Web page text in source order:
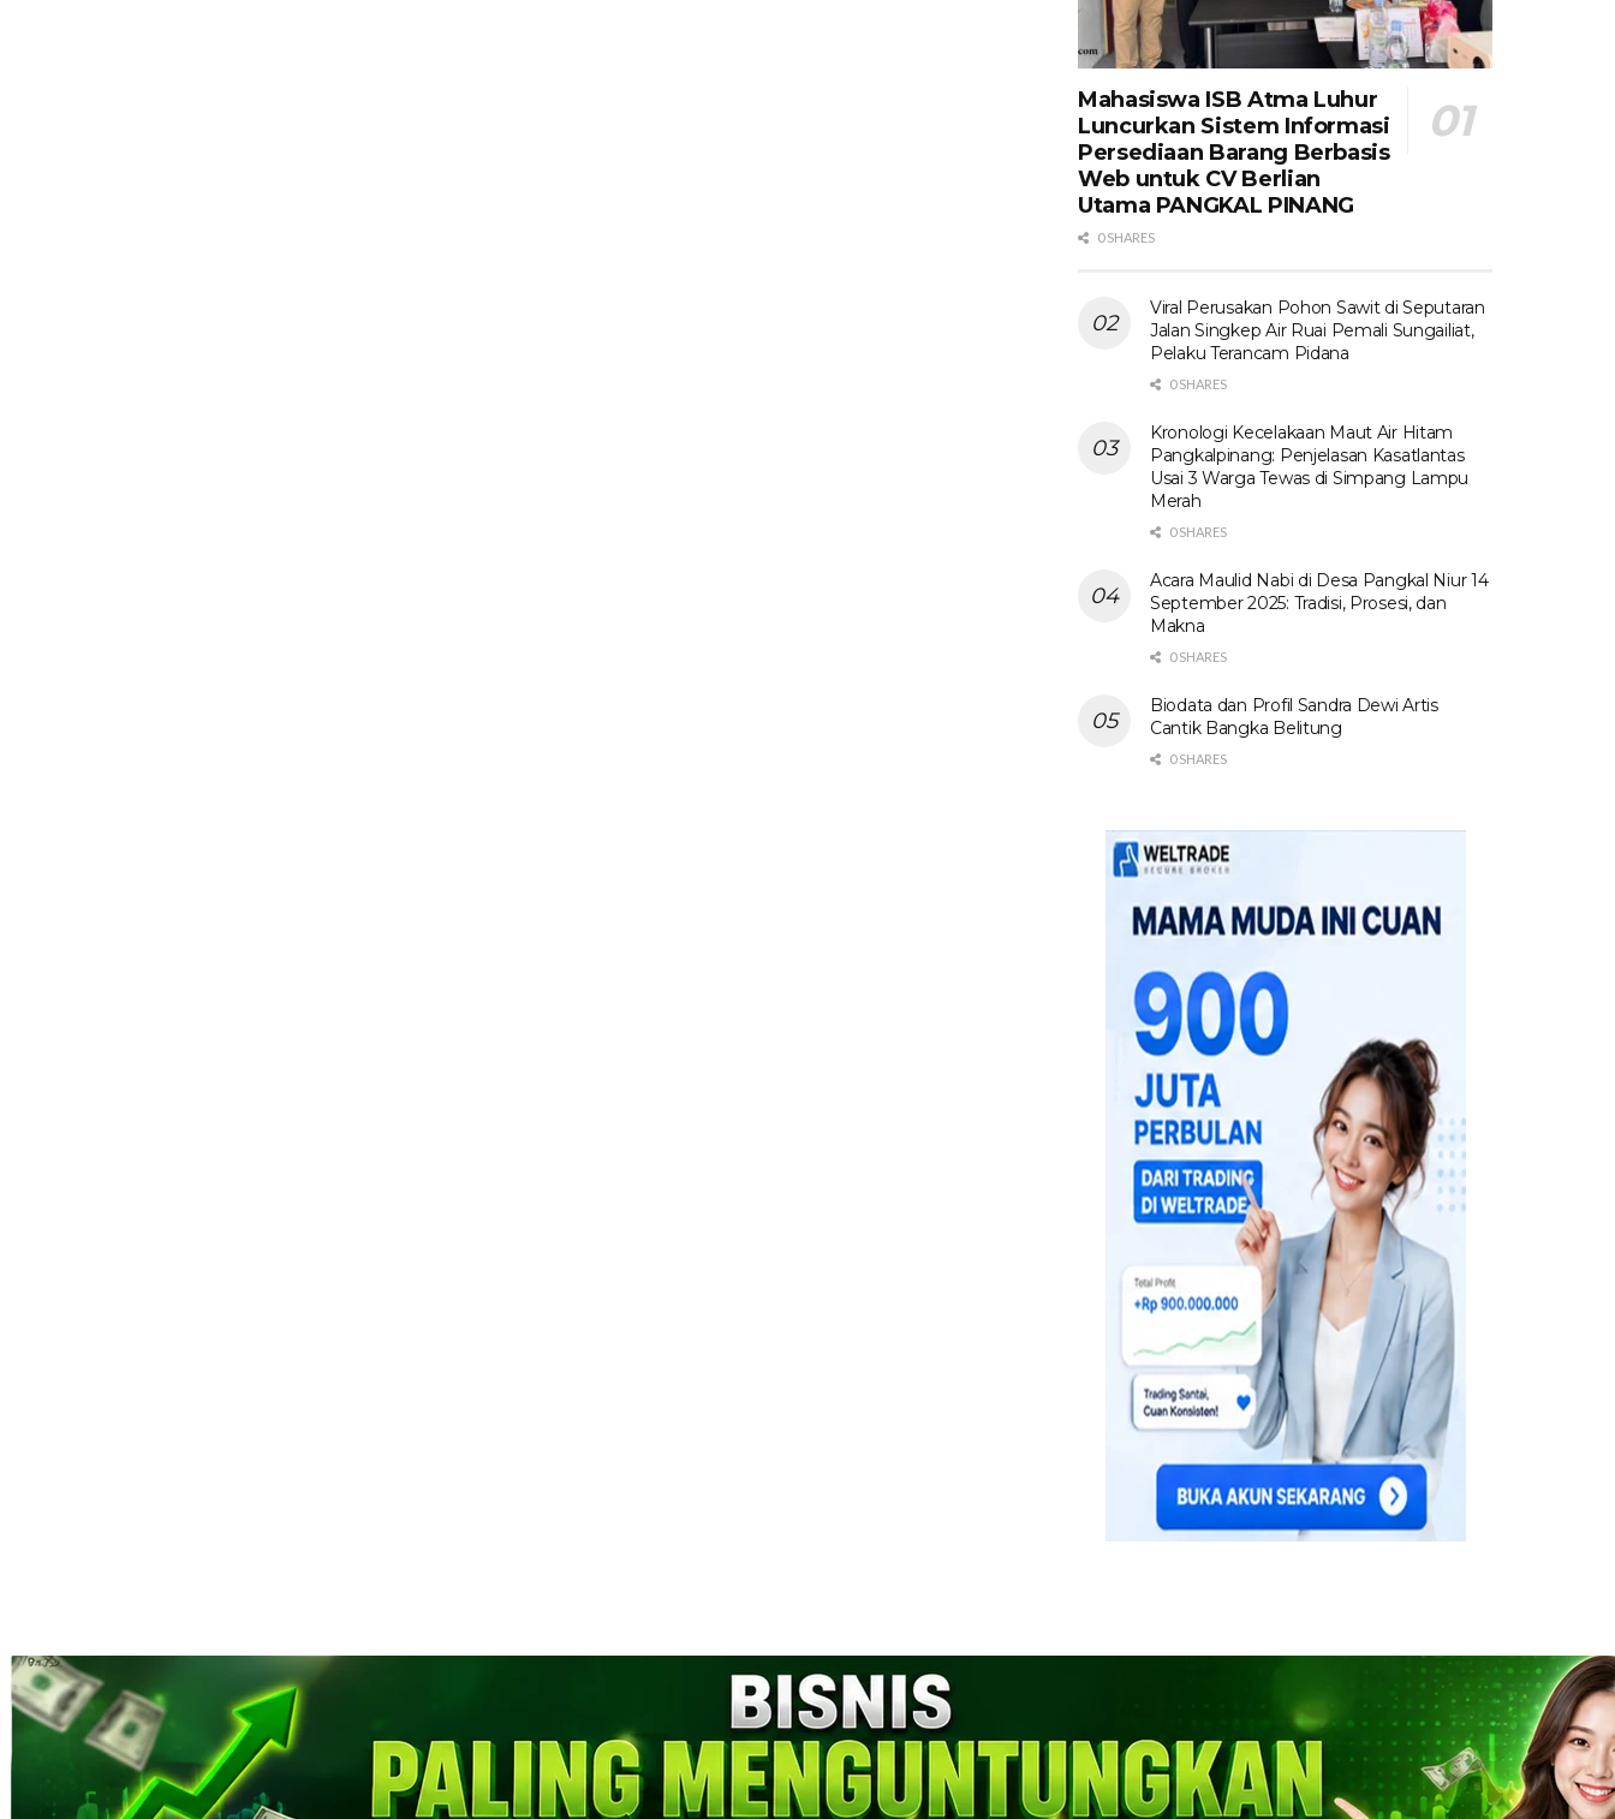
Mahasiswa ISB Atma Luhur
Luncurkan Sistem Informasi
Persediaan Barang Berbasis
Web untuk CV Berlian
Utama​ PANGKAL PINANG
0 SHARES
Viral Perusakan Pohon Sawit di Seputaran
Jalan Singkep Air Ruai Pemali Sungailiat,
Pelaku Terancam Pidana
0 SHARES
Kronologi Kecelakaan Maut Air Hitam
Pangkalpinang: Penjelasan Kasatlantas
Usai 3 Warga Tewas di Simpang Lampu
Merah
0 SHARES
Acara Maulid Nabi di Desa Pangkal Niur 14
September 2025: Tradisi, Prosesi, dan
Makna
0 SHARES
Biodata dan Profil Sandra Dewi Artis
Cantik Bangka Belitung
0 SHARES